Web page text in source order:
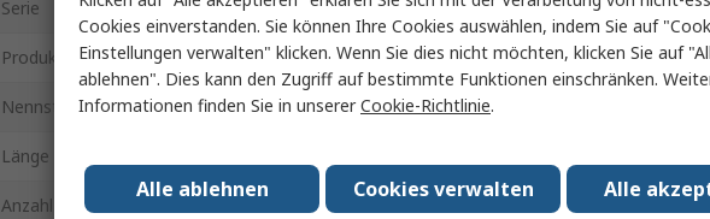
Serie Canalis
Produkt Typ Horizontaler Sammelschienenverteiler
Nennstrom 400A
Länge
Anzahl der Tap-Off-Ausgänge
Cookies einverstanden. Sie können Ihre Cookies auswählen, indem Sie auf
Einstellungen verwalten" klicken. Wenn Sie dies nicht möchten, klicken Sie auf
ablehnen". Dies kann den Zugriff auf bestimmte Funktionen einschränken.
Informationen finden Sie in unsererCookie-Richtlinie.
Alle
Cookies verwalten
Alle ablehnen